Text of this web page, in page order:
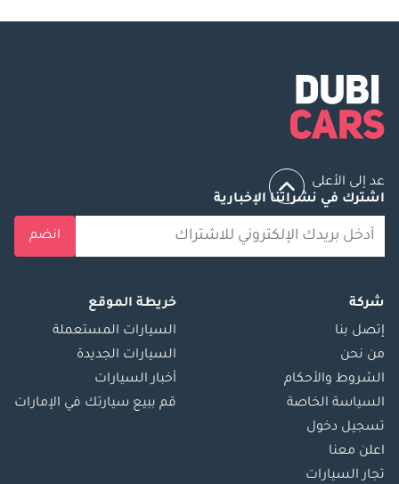
عد إلى الأعلى
اشترك في نشراتنا الإخبارية
انضم
شركة
إتصل بنا
من نحن
الشروط والأحكام
السياسة الخاصة
تسجيل دخول
اعلن معنا
تجار السيارات
خريطة الموقع
السيارات المستعملة
السيارات الجديدة
أخبار السيارات
قم ببيع سيارتك في الإمارات